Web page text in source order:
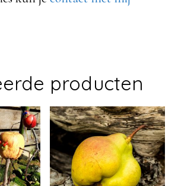
producten